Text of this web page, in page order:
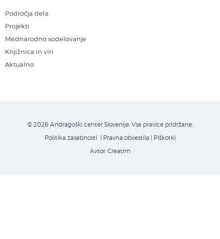
Področja dela
Projekti
Mednarodno sodelovanje
Knjižnica in viri
Aktualno
© 2026 Andragoški center Slovenije. Vse pravice pridržane.
Politika zasebnosti | Pravna obvestila Piškotki
Avtor: Creatim